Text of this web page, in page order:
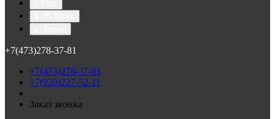
+7(473)278-37-81
+7(473)278-37-81
+7(920)227-52-11
Заказ звонка